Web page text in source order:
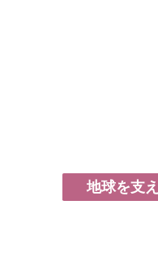
地球を支